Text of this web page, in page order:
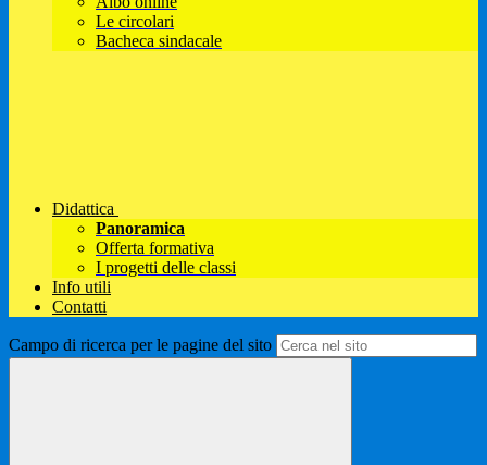
Le circolari
Bacheca sindacale
Didattica
Panoramica
Offerta formativa
I progetti delle classi
Info utili
Contatti
Campo di ricerca per le pagine del sito